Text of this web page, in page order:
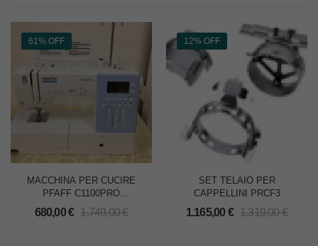
61% OFF
MACCHINA PER CUCIRE
PFAFF C1100PRO
SMARTER
680,00€ 1.749,00€
12% OFF
SET TELAIO PER
CAPPELLINI PRCF3
1.165,00 € 1.319,00€